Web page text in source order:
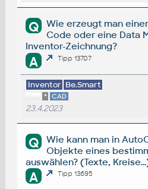
Q
Wie erzeugt man
Code oder eine Data
Inventor-Zeichnung?
A Tipp 13707
Inventor Be.Smart
* CAD
23.4.2023
Q
Wie kann man in
Objekte eines
auswählen? (Texte,
A Tipp 13695